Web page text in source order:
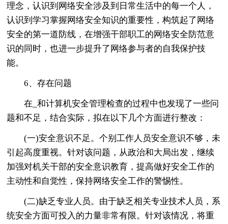
理念，认识到网络安全涉及到日常生活中的每一个人，
认识到学习掌握网络安全知识的重要性，构筑起了网络
安全的第一道防线，在增强干部职工的网络安全防范意
识的同时，也进一步提升了网络参与者的自我保护技
能。
6、存在问题
在_和计算机安全管理检查的过程中也发现了一些问
题和不足，结合实际，拟在以下几个方面进行整改：
(一)安全意识不足。个别工作人员安全意识不够，未
引起高度重视。针对该问题，从政治和大局出发，继续
加强对机关干部的安全意识教育，提高做好安全工作的
主动性和自觉性，保持网络安全工作的警惕性。
(二)缺乏专业人员。由于缺乏相关专业技术人员，系
统安全方面可投入的力量非常有限。针对该情况，将重